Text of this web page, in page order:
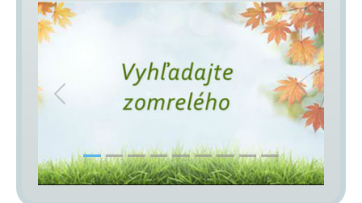
Previous Next